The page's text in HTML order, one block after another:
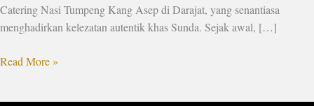
Catering Nasi Tumpeng Kang Asep di Darajat, yang senantiasa
menghadirkan kelezatan autentik khas Sunda. Sejak awal, […]
Read More »